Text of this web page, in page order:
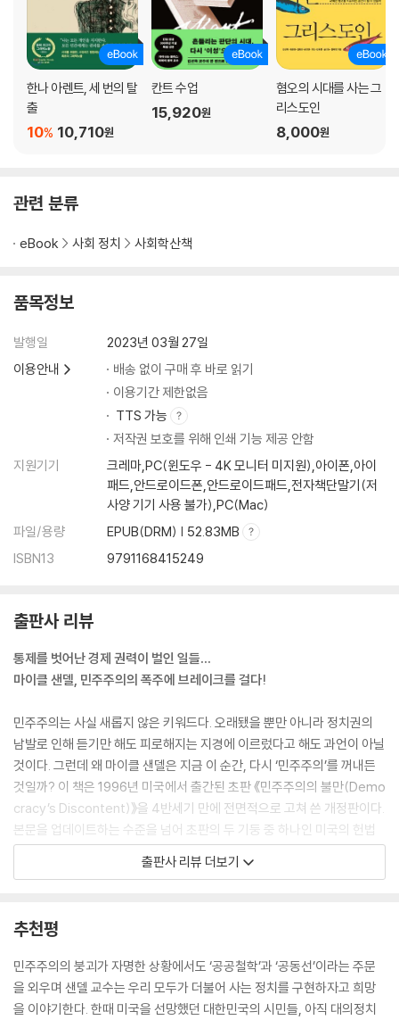
한나 아렌트, 세 번의 탈
출
10,710원
10%
칸트 수업
15,920원
혐오의 시대를 사는 그
리스도인
8,000원
관련 분류
eBook 사회 정치 사회학산책
품목정보
발행일
2023년 03월 27일
이용안내
배송 없이 구매 후 바로 읽기
이용기간 제한없음
TTS 가능
저작권 보호를 위해 인쇄 기능 제공 안함
지원기기
크레마,PC(윈도우 - 4K 모니터 미지원),아이폰,아이
패드,안드로이드폰,안드로이드패드,전자책단말기(저
사양 기기 사용 불가),PC(Mac)
파일/용량
EPUB(DRM) | 52.83MB
ISBN13
9791168415249
출판사 리뷰
통제를 벗어난 경제 권력이 벌인 일들…
마이클 샌델, 민주주의의 폭주에 브레이크를 걸다!
민주주의는 사실 새롭지 않은 키워드다. 오래됐을 뿐만 아니라 정치권의
남발로 인해 듣기만 해도 피로해지는 지경에 이르렀다고 해도 과언이 아닐
것이다. 그런데 왜 마이클 샌델은 지금 이 순간, 다시 ‘민주주의’를 꺼내든
것일까? 이 책은 1996년 미국에서 출간된 초판 《민주주의의 불만(Demo
cracy’s Discontent)》을 4반세기 만에 전면적으로 고쳐 쓴 개정판이다.
본문을 업데이트하는 수준을 넘어 초판의 두 기둥 중 하나인 미국의 헌법
적 전통, 즉 헌정주의 부분을 들어내고 , 또 다른 골자인 정치경제 담론에
집중해 전체 분량의 4분의 1을 새로이 저술했다.
으며, 심지어 치명적으로 퇴보했다고 우려를 표하며 이야기를 시작한다.
기업과 엘리트 지배층은 정치후원금과 로비스트 집단을 동원해 자신들에
게 유리한 규칙을 만들고, 시민들이 부채에 허덕이게 방관한다. 소수의 거
대 기업은 주요 산업을 장악해 물가를 올리고 노동자들의 불평등을 조장하
출판사 리뷰 더보기
추천평
민주주의의 붕괴가 자명한 상황에서도 ‘공공철학’과 ‘공동선’이라는 주문
을 외우며 샌델 교수는 우리 모두가 더불어 사는 정치를 구현하자고 희망
을 이야기한다. 한때 미국을 선망했던 대한민국의 시민들, 아직 대의정치